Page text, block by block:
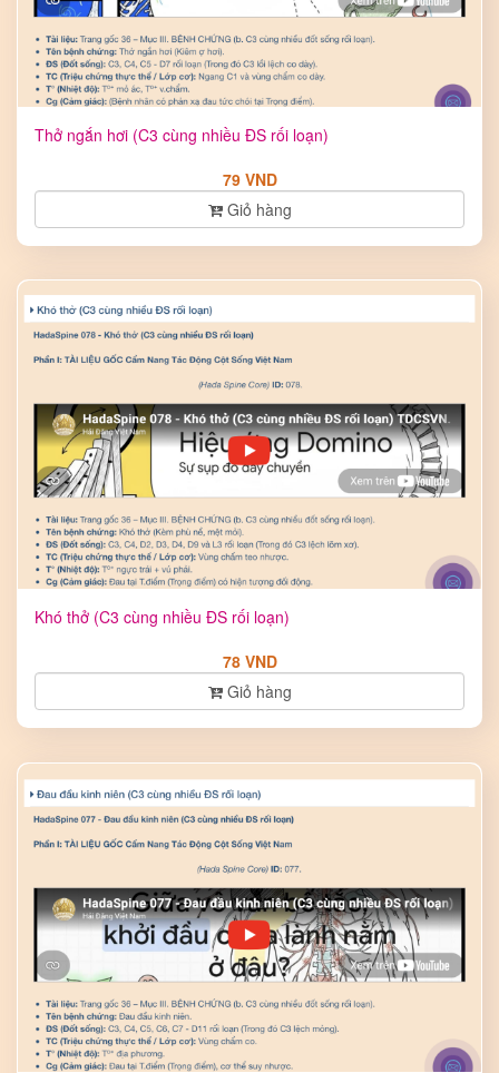
Thở ngắn hơi (C3 cùng nhiều ĐS rối loạn)
79 VND
Giỏ hàng
Khó thở (C3 cùng nhiều ĐS rối loạn)
78 VND
Giỏ hàng